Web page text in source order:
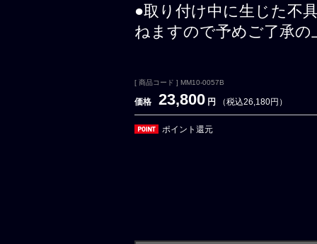
●取り付け中に生じた不
ねますので予めご了承
[ 商品コード ] MM10-0057B
価格 23,800 円 （税込26,180円）
ポイント還元